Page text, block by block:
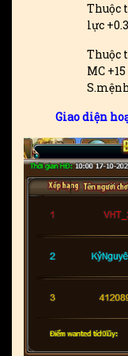
Thuộc
lực
Thuộc
MC
Giao diện